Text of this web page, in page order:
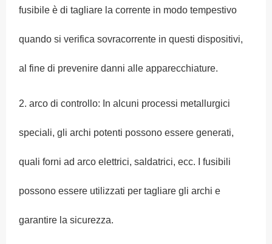
fusibile è di tagliare la corrente in modo tempestivo
quando si verifica sovracorrente in questi dispositivi,
al fine di prevenire danni alle apparecchiature.
2. arco di controllo: In alcuni processi metallurgici
speciali, gli archi potenti possono essere generati,
quali forni ad arco elettrici, saldatrici, ecc. I fusibili
possono essere utilizzati per tagliare gli archi e
garantire la sicurezza.